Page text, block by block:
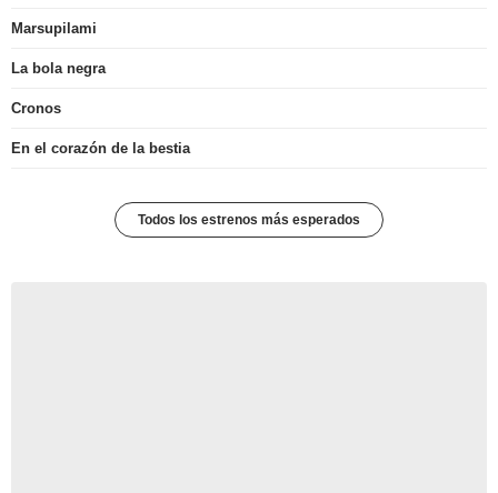
Marsupilami
La bola negra
Cronos
En el corazón de la bestia
Todos los estrenos más esperados